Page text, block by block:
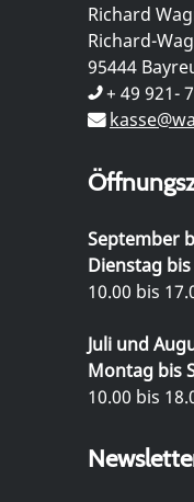
Richard
Richard-
95444
+ 49 921-
September
Dienstag
10.00 bis
Juli und
Montag bis
10.00 bis